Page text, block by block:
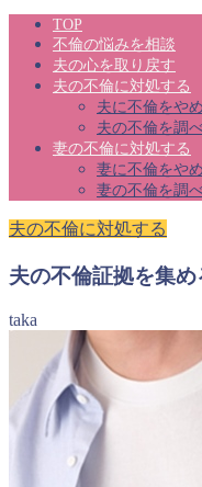
TOP
不倫の悩みを相談
夫の心を取り戻す
夫の不倫に対処する
夫に不倫をや
夫の不倫を調
妻の不倫に対処する
妻に不倫をや
妻の不倫を調
夫の不倫に対処する
夫の不倫証拠を集
taka